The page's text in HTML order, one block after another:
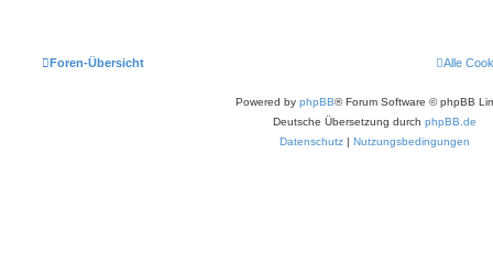
Foren-Übersicht Alle
Powered by phpBB® Forum Software © phpBB
Deutsche Übersetzung durch phpBB.de
Datenschutz | Nutzungsbedingungen